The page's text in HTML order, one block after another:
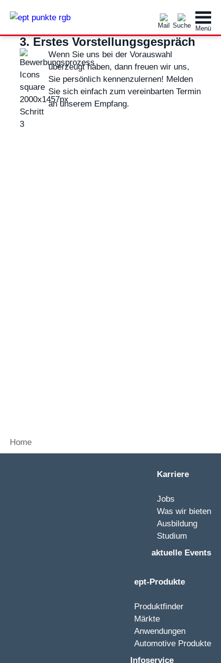
3. Erstes Vorstellungsgespräch
Wenn Sie uns bei der Vorauswahl
überzeugt haben, dann freuen wir uns,
Sie persönlich kennenzulernen! Melden
Sie sich einfach zum vereinbarten Termin
an unserem Empfang.
Home
Karriere
Jobs
Was wir bieten
Ausbildung
Studium
aktuelle Events
ept-Produkte
Produktfinder
Märkte
Anwendungen
Automotive Produkte
Infoservice